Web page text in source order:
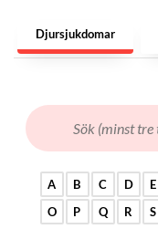
Djursjukdomar
A B C D E
O
P Q R S
vilda
Get
Gnagare
Hare